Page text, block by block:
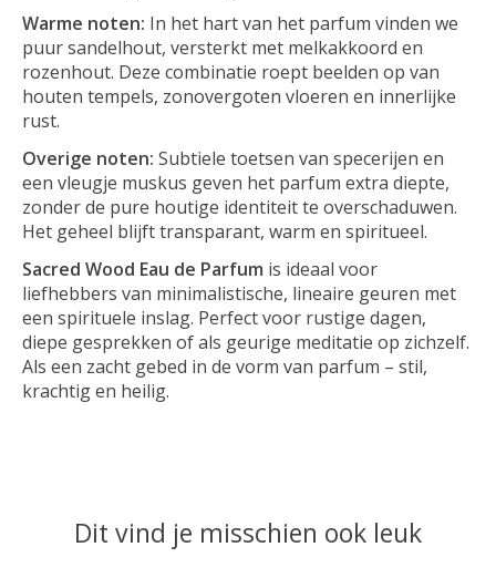
Warme noten: In het hart van het parfum vinden we
puur sandelhout, versterkt met melkakkoord en
rozenhout. Deze combinatie roept beelden op van
houten tempels, zonovergoten vloeren en innerlijke
rust.
Overige noten: Subtiele toetsen van specerijen en
een vleugje muskus geven het parfum extra diepte,
zonder de pure houtige identiteit te overschaduwen.
Het geheel blijft transparant, warm en spiritueel.
Sacred Wood Eau de Parfum is ideaal voor
liefhebbers van minimalistische, lineaire geuren met
een spirituele inslag. Perfect voor rustige dagen,
diepe gesprekken of als geurige meditatie op zichzelf.
Als een zacht gebed in de vorm van parfum – stil,
krachtig en heilig.
Dit vind je misschien ook leuk